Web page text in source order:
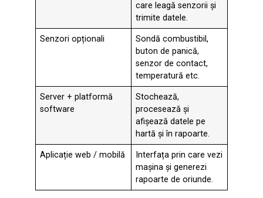
care leagă senzorii și
trimite datele.
Senzori opționali
Sondă combustibil,
buton de panică,
senzor de contact,
temperatură etc.
Server + platformă
software
Stochează,
procesează și
afișează datele pe
hartă și în rapoarte.
Aplicație web / mobilă
Interfața prin care vezi
mașina și generezi
rapoarte de oriunde.